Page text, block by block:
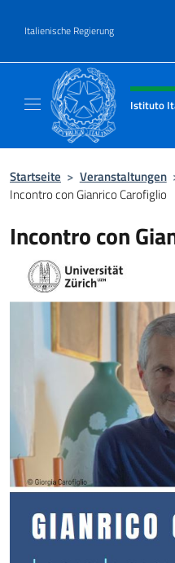
Italienische Regierung
Header-Site,
Istituto
Startseite > Veranstaltungen
Incontro con Gianrico Carofiglio
Incontro con